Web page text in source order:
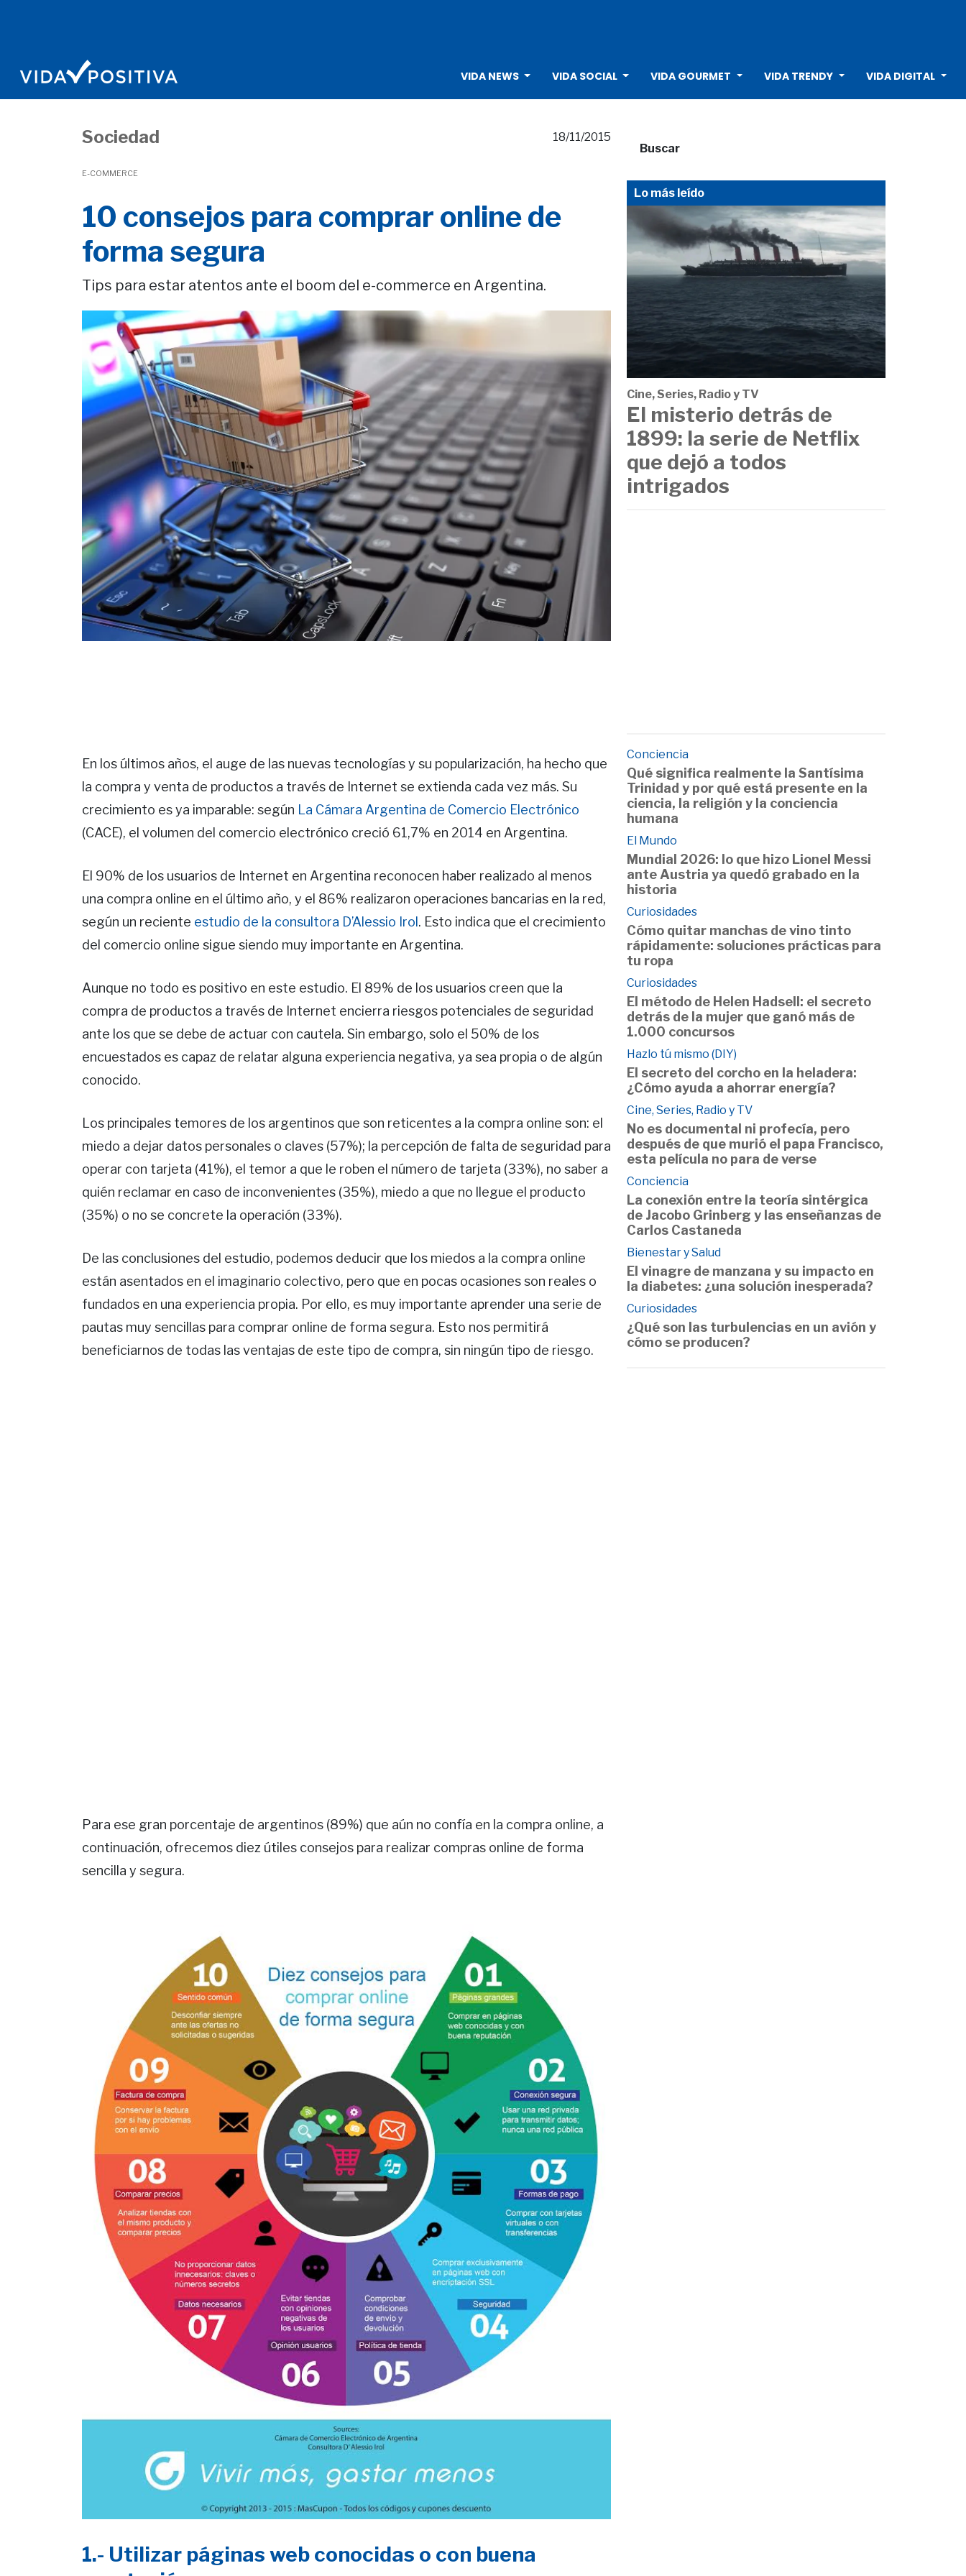
VIDA NEWS VIDA SOCIAL VIDA GOURMET VIDA TRENDY VIDA DIGITAL
Sociedad
E-COMMERCE
18/11/2015
10 consejos para comprar online de
forma segura
Tips para estar atentos ante el boom del e-commerce en Argentina.
En los últimos años, el auge de las nuevas tecnologías y su popularización, ha hecho que
la compra y venta de productos a través de Internet se extienda cada vez más. Su
crecimiento es ya imparable: según La Cámara Argentina de Comercio Electrónico
(CACE), el volumen del comercio electrónico creció 61,7% en 2014 en Argentina.
El 90% de los usuarios de Internet en Argentina reconocen haber realizado al menos
una compra online en el último año, y el 86% realizaron operaciones bancarias en la red,
según un reciente estudio de la consultora D’Alessio Irol . Esto indica que el crecimiento
del comercio online sigue siendo muy importante en Argentina.
Aunque no todo es positivo en este estudio. El 89% de los usuarios creen que la
compra de productos a través de Internet encierra riesgos potenciales de seguridad
ante los que se debe de actuar con cautela. Sin embargo, solo el 50% de los
encuestados es capaz de relatar alguna experiencia negativa, ya sea propia o de algún
conocido.
Los principales temores de los argentinos que son reticentes a la compra online son: el
miedo a dejar datos personales o claves (57%); la percepción de falta de seguridad para
operar con tarjeta (41%), el temor a que le roben el número de tarjeta (33%), no saber a
quién reclamar en caso de inconvenientes (35%), miedo a que no llegue el producto
(35%) o no se concrete la operación (33%).
De las conclusiones del estudio, podemos deducir que los miedos a la compra online
están asentados en el imaginario colectivo, pero que en pocas ocasiones son reales o
fundados en una experiencia propia. Por ello, es muy importante aprender una serie de
pautas muy sencillas para comprar online de forma segura. Esto nos permitirá
beneficiarnos de todas las ventajas de este tipo de compra, sin ningún tipo de riesgo.
Para ese gran porcentaje de argentinos (89%) que aún no confía en la compra online, a
continuación, ofrecemos diez útiles consejos para realizar compras online de forma
sencilla y segura.
1.- Utilizar páginas web conocidas o con buena
Buscar
Lo más leído
Cine, Series, Radio y TV
El misterio detrás de
1899: la serie de Netflix
que dejó a todos
intrigados
Conciencia
Qué significa realmente la Santísima
Trinidad y por qué está presente en la
ciencia, la religión y la conciencia
humana
El Mundo
Mundial 2026: lo que hizo Lionel Messi
ante Austria ya quedó grabado en la
historia
Curiosidades
Cómo quitar manchas de vino tinto
rápidamente: soluciones prácticas para
tu ropa
Curiosidades
El método de Helen Hadsell: el secreto
detrás de la mujer que ganó más de
1.000 concursos
Hazlo tú mismo (DIY)
El secreto del corcho en la heladera:
¿Cómo ayuda a ahorrar energía?
Cine, Series, Radio y TV
No es documental ni profecía, pero
después de que murió el papa Francisco,
esta película no para de verse
Conciencia
La conexión entre la teoría sintérgica
de Jacobo Grinberg y las enseñanzas de
Carlos Castaneda
Bienestar y Salud
El vinagre de manzana y su impacto en
la diabetes: ¿una solución inesperada?
Curiosidades
¿Qué son las turbulencias en un avión y
cómo se producen?